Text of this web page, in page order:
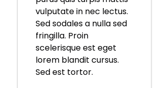
vulputate in nec lectus.
Sed sodales a nulla sed
fringilla. Proin
scelerisque est eget
lorem blandit cursus.
Sed est tortor.